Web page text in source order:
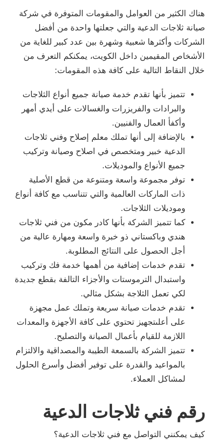
هناك الكثير من العوامل والمقومات المتوفرة في شركة
صيانة ثلاجات الدعية والتي جعلتها واحدة من أفضل
الشركات وأكثرها شعبية وشهرة بين عدد كبير للغاية من
الأشخاص المقيمين داخل الكويت، يمكنكم التعرف من
خلال النقاط التالية على كافة هذه المقومات:
تتميز بأنها تقدم خدمة صيانة جميع أنواع الثلاجات
والبرادات والفريزرات والغسالات على أيدي أمهر
وأكفأ العمال والفنيين.
بالإضافة إلى أنها تملك معلم إصلاح وفني ثلاجات
الدعية خبير ومتخصص في اصلاح وصيانة وتركيب
جميع الأنواع والموديلات.
توفر مجموعة واسعة ومتنوعة من قطع الأصلية
ذات الماركات العالمية والتي تتناسب مع كافة أنواع
وموديلات الثلاجات.
كما تتميز الشركة بأنها كادر مكون من فني ثلاجات
هندي وباكستاني ذو خبرة واسعة ومهارة عالية من
أجل الحصول على النتائج المطلوبة.
تقدم خدمات إضافية من أهمها خدمة فك وتركيب
واستبدال الترموستات والأجزاء التالفة بقطع جديدة
لكي تعمل الثلاجة بشكل مثالي.
تقدم خدمات صيانة سريعة وتملك عمل مجهزة
على أعلىتجهيز تحتوي على كافة الأجهزة والمعدات
اللازمة للقيام بأعمال الصيانة والتصليح.
تتميز الشركة بالسمعة الطيبة والمصداقية والالتزام
بالمواعيد والقدرة على توفير أفضل وأسرع الحلول
لمشاكل العملاء.
رقم فني ثلاجات الدعية
كيف يمكنني التواصل مع فني ثلاجات الدعية؟